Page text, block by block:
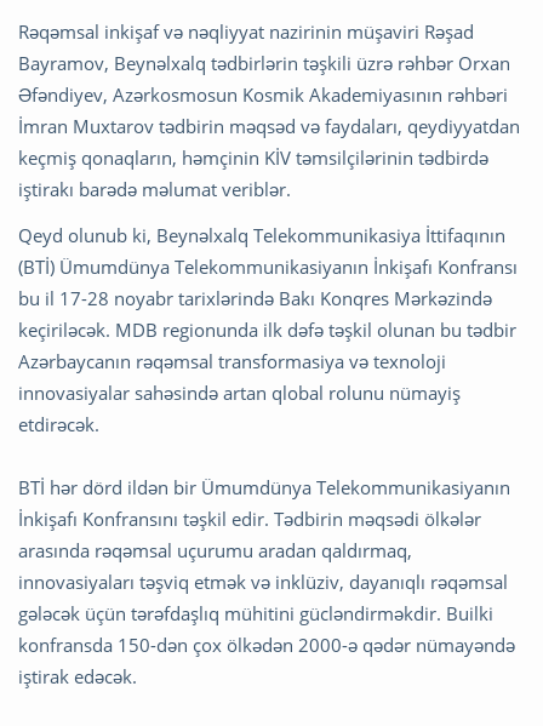
Rəqəmsal inkişaf və nəqliyyat nazirinin müşaviri Rəşad
Bayramov, Beynəlxalq tədbirlərin təşkili üzrə rəhbər Orxan
Əfəndiyev, Azərkosmosun Kosmik Akademiyasının rəhbəri
İmran Muxtarov tədbirin məqsəd və faydaları, qeydiyyatdan
keçmiş qonaqların, həmçinin KİV təmsilçilərinin tədbirdə
iştirakı barədə məlumat veriblər.
Qeyd olunub ki, Beynəlxalq Telekommunikasiya İttifaqının
(BTİ) Ümumdünya Telekommunikasiyanın İnkişafı Konfransı
bu il 17-28 noyabr tarixlərində Bakı Konqres Mərkəzində
keçiriləcək. MDB regionunda ilk dəfə təşkil olunan bu tədbir
Azərbaycanın rəqəmsal transformasiya və texnoloji
innovasiyalar sahəsində artan qlobal rolunu nümayiş
etdirəcək.
BTİ hər dörd ildən bir Ümumdünya Telekommunikasiyanın
İnkişafı Konfransını təşkil edir. Tədbirin məqsədi ölkələr
arasında rəqəmsal uçurumu aradan qaldırmaq,
innovasiyaları təşviq etmək və inklüziv, dayanıqlı rəqəmsal
gələcək üçün tərəfdaşlıq mühitini gücləndirməkdir. Builki
konfransda 150-dən çox ölkədən 2000-ə qədər nümayəndə
iştirak edəcək.